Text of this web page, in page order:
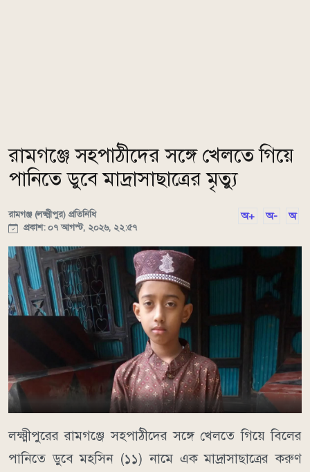
রামগঞ্জে সহপাঠীদের সঙ্গে খেলতে গিয়ে
পানিতে ডুবে মাদ্রাসাছাত্রের মৃত্যু
রামগঞ্জ (লক্ষ্মীপুর) প্রতিনিধি
প্রকাশ: ০৭ আগস্ট, ২০২৬, ২২:৫৭
অ+ অ- অ
লক্ষ্মীপুরের রামগঞ্জে সহপাঠীদের সঙ্গে খেলতে গিয়ে বিলের
পানিতে ডুবে মহসিন (১১) নামে এক মাদ্রাসাছাত্রের করুণ